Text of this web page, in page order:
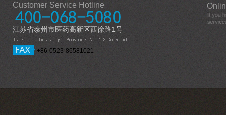
Customer Service Hotline
江苏省泰州市医药高新区西徐路1号
+86-0523-86581021